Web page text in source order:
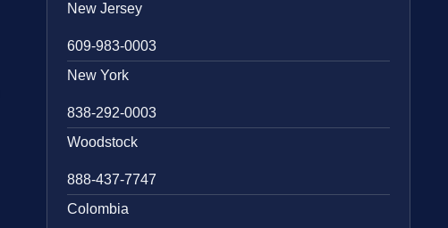
New Jersey
609-983-0003
New York
838-292-0003
Woodstock
888-437-7747
Colombia